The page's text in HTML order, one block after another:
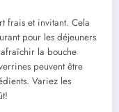
frais et invitant. Cela
pour les déjeuners
la bouche
peuvent être
Variez les